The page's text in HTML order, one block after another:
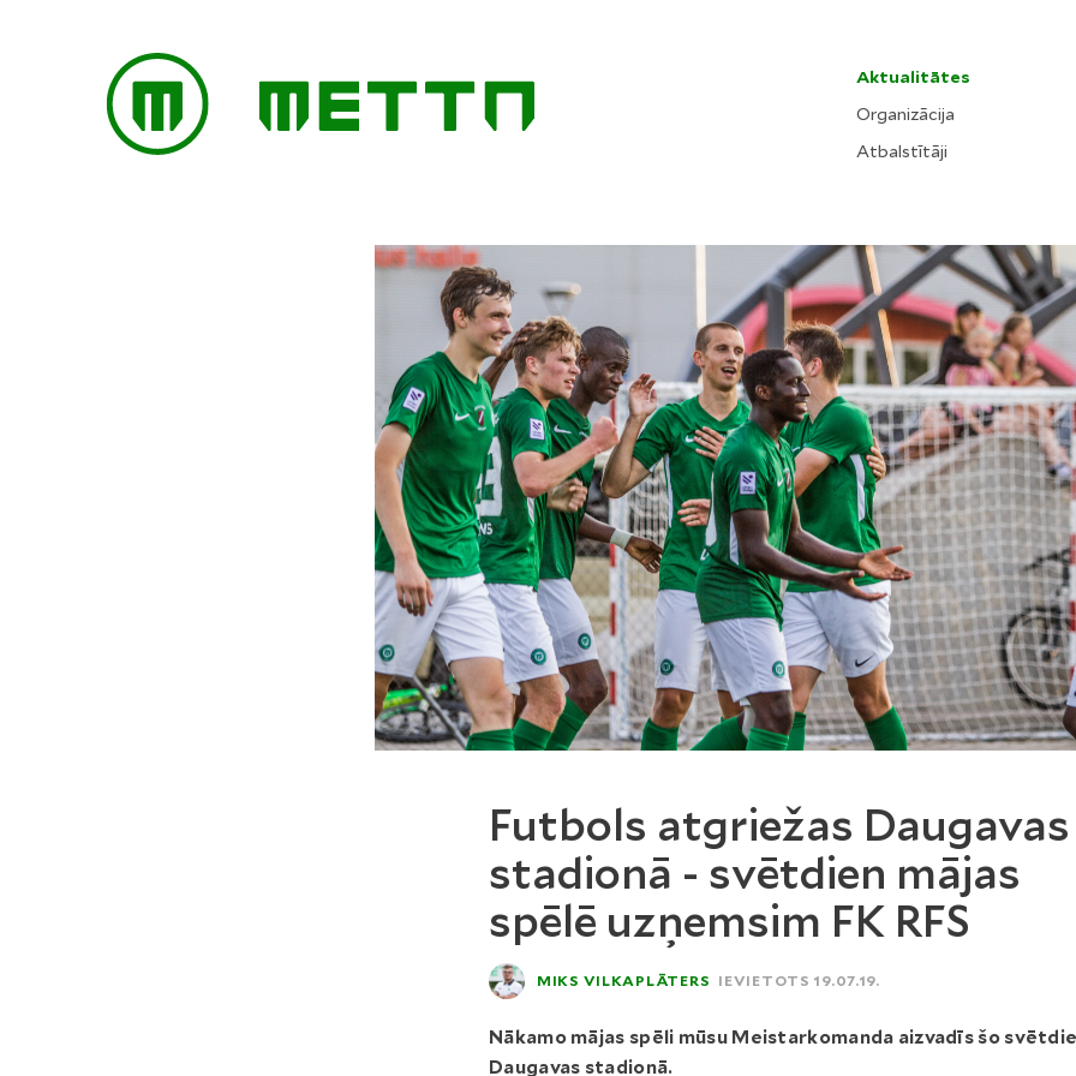
Aktualitātes
Organizācija
Atbalstītāji
Futbols atgriežas Daugavas
stadionā - svētdien mājas
spēlē uzņemsim FK RFS
MIKS VILKAPLĀTERS IEVIETOTS 19.07.19.
Nākamo mājas spēli mūsu Meistarkomanda aizvadīs šo
Daugavas stadionā.